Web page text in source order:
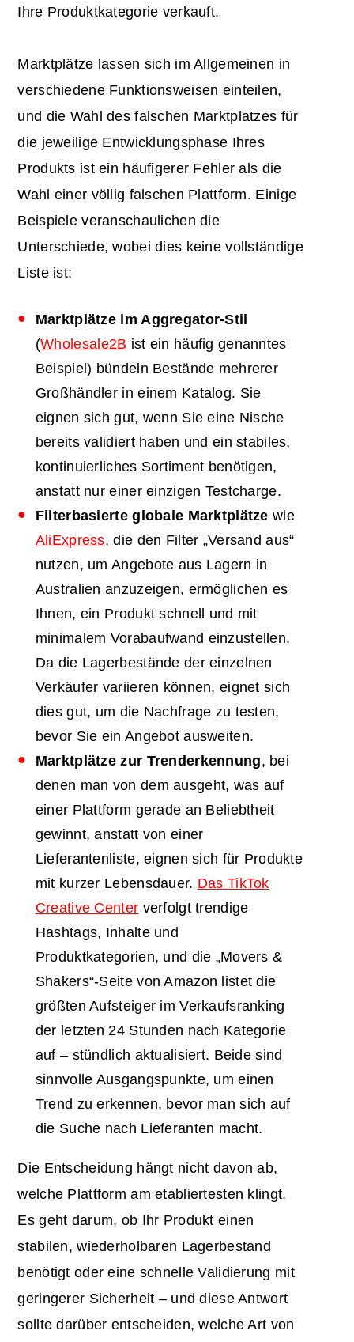
Ihre Produktkategorie verkauft.
Marktplätze lassen sich im Allgemeinen in
verschiedene Funktionsweisen einteilen,
und die Wahl des falschen Marktplatzes für
die jeweilige Entwicklungsphase Ihres
Produkts ist ein häufigerer Fehler als die
Wahl einer völlig falschen Plattform. Einige
Beispiele veranschaulichen die
Unterschiede, wobei dies keine vollständige
Liste ist:
Marktplätze im Aggregator-Stil
(Wholesale2B ist ein häufig genanntes
Beispiel) bündeln Bestände mehrerer
Großhändler in einem Katalog. Sie
eignen sich gut, wenn Sie eine Nische
bereits validiert haben und ein stabiles,
kontinuierliches Sortiment benötigen,
anstatt nur einer einzigen Testcharge.
Filterbasierte globale Marktplätze wie
AliExpress, die den Filter „Versand aus“
nutzen, um Angebote aus Lagern in
Australien anzuzeigen, ermöglichen es
Ihnen, ein Produkt schnell und mit
minimalem Vorabaufwand einzustellen.
Da die Lagerbestände der einzelnen
Verkäufer variieren können, eignet sich
dies gut, um die Nachfrage zu testen,
bevor Sie ein Angebot ausweiten.
Marktplätze zur Trenderkennung, bei
denen man von dem ausgeht, was auf
einer Plattform gerade an Beliebtheit
gewinnt, anstatt von einer
Lieferantenliste, eignen sich für Produkte
mit kurzer Lebensdauer. Das TikTok
Creative Center verfolgt trendige
Hashtags, Inhalte und
Produktkategorien, und die „Movers &
Shakers“-Seite von Amazon listet die
größten Aufsteiger im Verkaufsranking
der letzten 24 Stunden nach Kategorie
auf – stündlich aktualisiert. Beide sind
sinnvolle Ausgangspunkte, um einen
Trend zu erkennen, bevor man sich auf
die Suche nach Lieferanten macht.
Die Entscheidung hängt nicht davon ab,
welche Plattform am etabliertesten klingt.
Es geht darum, ob Ihr Produkt einen
stabilen, wiederholbaren Lagerbestand
benötigt oder eine schnelle Validierung mit
geringerer Sicherheit – und diese Antwort
sollte darüber entscheiden, welche Art von